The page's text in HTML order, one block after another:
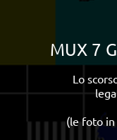
MUX 7
Lo
(le foto in